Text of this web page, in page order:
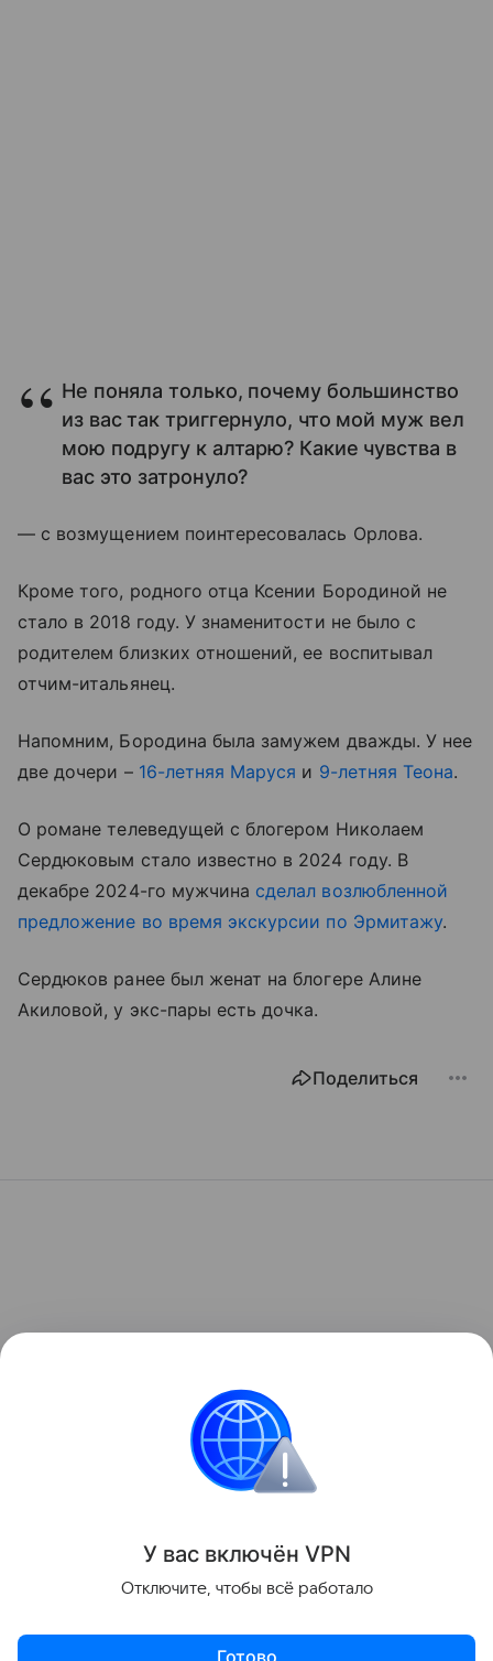
Не поняла только, почему большинство
из вас так триггернуло, что мой муж вел
мою подругу к алтарю? Какие чувства в
вас это затронуло?
— с возмущением поинтересовалась Орлова.
Кроме того, родного отца Ксении Бородиной не
стало в 2018 году. У знаменитости не было с
родителем близких отношений, ее воспитывал
отчим-итальянец.
Напомним, Бородина была замужем дважды. У нее
две дочери – 16-летняя Маруся и 9-летняя Теона.
О романе телеведущей с блогером Николаем
Сердюковым стало известно в 2024 году. В
декабре 2024-го мужчина сделал возлюбленной
предложение во время экскурсии по Эрмитажу.
Сердюков ранее был женат на блогере Алине
Акиловой, у экс-пары есть дочка.
Поделиться
У вас включён VPN
Отключите, чтобы всё работало
Готово